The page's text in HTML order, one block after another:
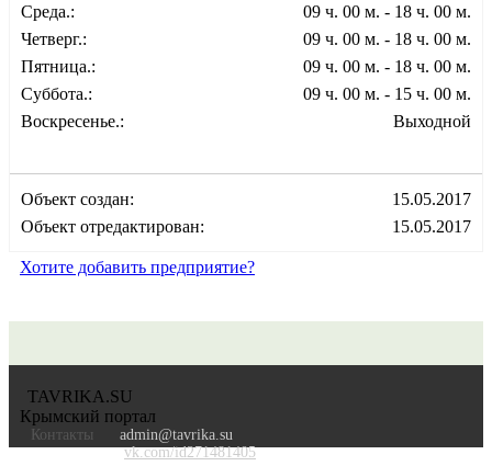
Среда.:
09 ч. 00 м. - 18 ч. 00 м.
Четверг.:
09 ч. 00 м. - 18 ч. 00 м.
Пятница.:
09 ч. 00 м. - 18 ч. 00 м.
Суббота.:
09 ч. 00 м. - 15 ч. 00 м.
Воскресенье.:
Выходной
Объект создан:
15.05.2017
Объект отредактирован:
15.05.2017
Хотите добавить предприятие?
TAVRIKA.SU
Крымский портал
Контакты
admin@tavrika.su
vk.com/id271481405